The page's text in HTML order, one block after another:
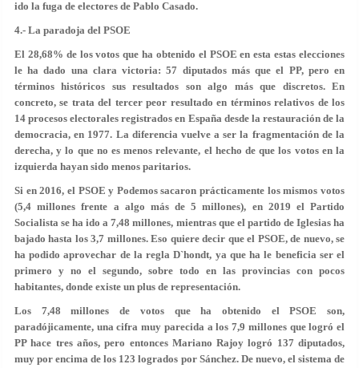
ido la fuga de electores de Pablo Casado.
4.- La paradoja del PSOE
El 28,68% de los votos que ha obtenido el PSOE en esta estas elecciones
le ha dado una clara victoria: 57 diputados más que el PP, pero en
términos históricos sus resultados son algo más que discretos. En
concreto, se trata del tercer peor resultado en términos relativos de los
14 procesos electorales registrados en España desde la restauración de la
democracia, en 1977. La diferencia vuelve a ser la fragmentación de la
derecha, y lo que no es menos relevante, el hecho de que los votos en la
izquierda hayan sido menos paritarios.
Si en 2016, el PSOE y Podemos sacaron prácticamente los mismos votos
(5,4 millones frente a algo más de 5 millones), en 2019 el Partido
Socialista se ha ido a 7,48 millones, mientras que el partido de Iglesias ha
bajado hasta los 3,7 millones. Eso quiere decir que el PSOE, de nuevo, se
ha podido aprovechar de la regla D`hondt, ya que ha le beneficia ser el
primero y no el segundo, sobre todo en las provincias con pocos
habitantes, donde existe un plus de representación.
Los 7,48 millones de votos que ha obtenido el PSOE son,
paradójicamente, una cifra muy parecida a los 7,9 millones que logró el
PP hace tres años, pero entonces Mariano Rajoy logró 137 diputados,
muy por encima de los 123 logrados por Sánchez. De nuevo, el sistema de